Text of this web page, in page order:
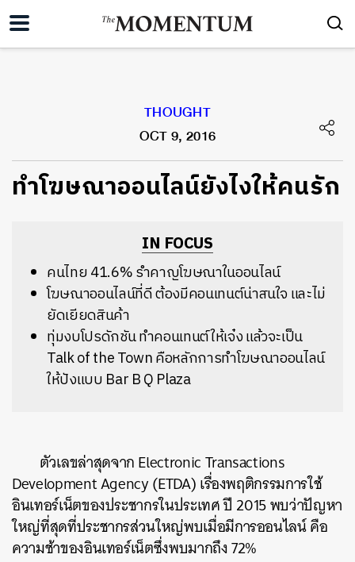
THOUGHT
OCT 9, 2016
ทำโฆษณาออนไลน์ยังไงให้คนรัก
IN FOCUS
คนไทย 41.6% รำคาญโฆษณาในออนไลน์
โฆษณาออนไลน์ที่ดี ต้องมีคอนเทนต์น่าสนใจ และไม่
ยัดเยียดสินค้า
ทุ่มงบโปรดักชัน ทำคอนเทนต์ให้เจ๋ง แล้วจะเป็น
Talk of the Town คือหลักการทำโฆษณาออนไลน์
ให้ปังแบบ Bar B Q Plaza
ตัวเลขล่าสุดจาก Electronic Transactions
Development Agency (ETDA) เรื่องพฤติกรรมการใช้
อินเทอร์เน็ตของประชากรในประเทศ ปี 2015 พบว่าปัญหา
ใหญ่ที่สุดที่ประชากรส่วนใหญ่พบเมื่อมีการออนไลน์ คือ
ความช้าของอินเทอร์เน็ตซึ่งพบมากถึง 72%